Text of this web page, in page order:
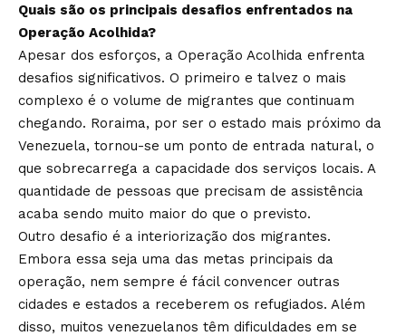
Quais são os principais desafios enfrentados na
Operação Acolhida?
Apesar dos esforços, a Operação Acolhida enfrenta
desafios significativos. O primeiro e talvez o mais
complexo é o volume de migrantes que continuam
chegando. Roraima, por ser o estado mais próximo da
Venezuela, tornou-se um ponto de entrada natural, o
que sobrecarrega a capacidade dos serviços locais. A
quantidade de pessoas que precisam de assistência
acaba sendo muito maior do que o previsto.
Outro desafio é a interiorização dos migrantes.
Embora essa seja uma das metas principais da
operação, nem sempre é fácil convencer outras
cidades e estados a receberem os refugiados. Além
disso, muitos venezuelanos têm dificuldades em se